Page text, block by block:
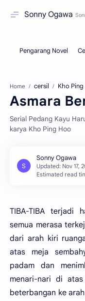
Sonny Ogawa
Home cersil Kho
Asmara
Serial Pedang Kayu
karya Kho Ping Hoo
Estimated read
TIBA-TIBA terjadi
semua merasa
dari arah kiri
atas meja
padam dan
menari-nari di
beterbangan ke